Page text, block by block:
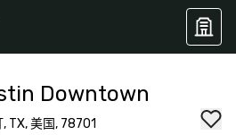
Downtown
TX, 美国, 78701